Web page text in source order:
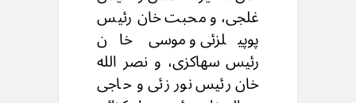
غلجی، و محبت خان رئیس
پوپیلزئی و موسی خان
رئیس سهاکزی، و نصر الله
خان رئیس نور زئی و حاجی